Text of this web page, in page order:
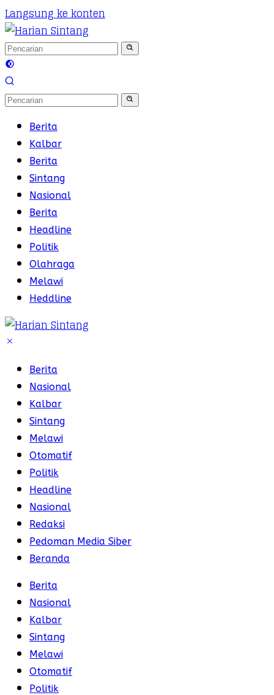
Langsung ke konten
Berita
Kalbar
Berita
Sintang
Nasional
Berita
Headline
Politik
Olahraga
Melawi
Heddline
Berita
Nasional
Kalbar
Sintang
Melawi
Otomatif
Politik
Headline
Nasional
Redaksi
Pedoman Media Siber
Beranda
Berita
Nasional
Kalbar
Sintang
Melawi
Otomatif
Politik